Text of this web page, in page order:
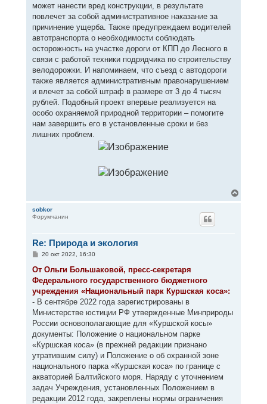
может нанести вред конструкции, в результате
повлечет за собой административное наказание за
причинение ущерба. Также предупреждаем водителей
автотранспорта о необходимости соблюдать
осторожность на участке дороги от КПП до Лесного в
связи с работой техники подрядчика по строительству
велодорожки. И напоминаем, что съезд с автодороги
также является административным правонарушением
и влечет за собой штраф в размере от 3 до 4 тысяч
рублей. Подобный проект впервые реализуется на
особо охраняемой природной территории – помогите
нам завершить его в установленные сроки и без
лишних проблем.
е
sobkor
Форумчанин
Re: Природа и экология
С
о
щ
е
н
и
е
20 окт 2022, 16:30
От Ольги Большаковой, пресс-секретаря
Федерального государственного бюджетного
учреждения «Национальный парк Куршская коса»:
- В сентябре 2022 года зарегистрированы в
Министерстве юстиции РФ утвержденные Минприроды
России основополагающие для «Куршской косы»
документы: Положение о национальном парке
«Куршская коса» (в прежней редакции признано
утратившим силу) и Положение о об охранной зоне
национального парка «Куршская коса» по границе с
акваторией Балтийского моря. Наряду с уточнением
задач Учреждения, установленных Положением в
редакции 2012 года, закреплены нормы ограничения